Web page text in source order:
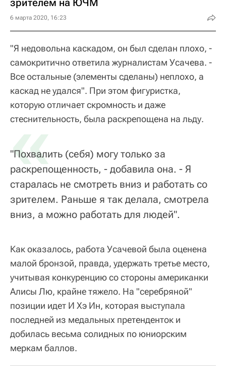
6 марта 2020, 16:23
"Я недовольна каскадом, он был сделан плохо, -
самокритично ответила журналистам Усачева. -
Все остальные (элементы сделаны) неплохо, а
каскад не удался". При этом фигуристка,
которую отличает скромность и даже
стеснительность, была раскрепощена на льду.
«
"Похвалить (себя) могу только за
раскрепощенность, - добавила она. - Я
старалась не смотреть вниз и работать со
зрителем. Раньше я так делала, смотрела
вниз, а можно работать для людей".
Как оказалось, работа Усачевой была оценена
малой бронзой, правда, удержать третье место,
учитывая конкуренцию со стороны американки
Алисы Лю, крайне тяжело. На "серебряной"
позиции идет И Хэ Ин, которая выступала
последней из медальных претенденток и
добилась весьма солидных по юниорским
меркам баллов.